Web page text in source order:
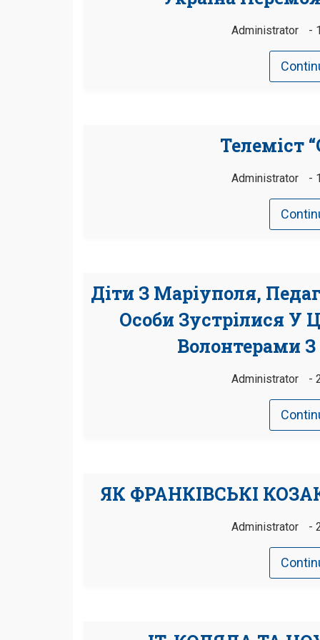
Administrator
Телеміст
Administrator
Діти З Маріуполя,
Особи Зустрілися У
Волонтерами
Administrator
ЯК ФРАНКІВСЬКІ
Administrator